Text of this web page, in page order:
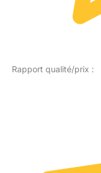
Rapport qualité/prix :